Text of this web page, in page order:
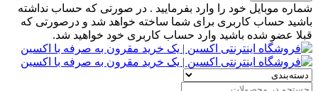
شماره موبایل خود را وارد بفرمایید . در صورتی که حساب نداشته
باشید حساب کاربری برای شما ساخته خواهد شد و درصورتی که
قبلا عضو شده باشید وارد حساب کاربری خود خواهید شد.